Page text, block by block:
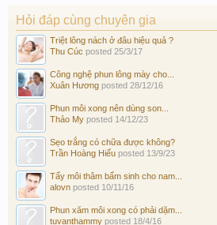
Hỏi đáp cùng chuyên gia
Triệt lông nách ở đâu hiệu quả ?
Thu Cúc posted 25/3/17
Công nghệ phun lông mày cho...
Xuân Hương posted 28/12/16
Phun môi xong nên dùng son...
Thảo My posted 14/12/23
Sẹo trắng có chữa được không?
Trần Hoàng Hiếu posted 13/9/23
Tẩy môi thâm bẩm sinh cho nam...
alovn posted 10/11/16
Phun xăm môi xong có phải dặm...
tuvanthammy posted 18/4/16